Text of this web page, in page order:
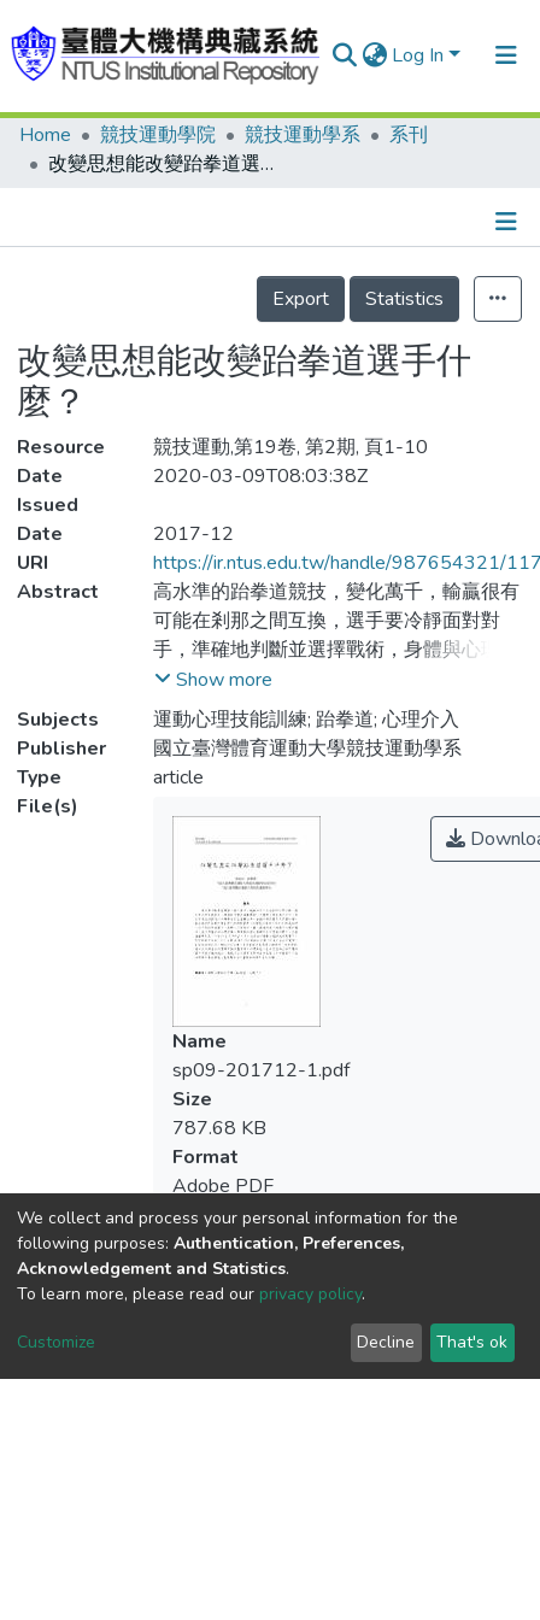
Log In
Communities & Collections
Statistics
Home 競技運動學院 競技運動學系
系刊
改變思想能改變跆拳道選手什麼？
Details
Export
Statistics
改變思想能改變跆拳道選手什
麼？
Resource
競技運動,第19卷, 第2期, 頁1-10
Date
Issued
2020-03-09T08:03:38Z
Date
2017-12
URI
https://ir.ntus.edu.tw/handle/987654321/
Abstract
高水準的跆拳道競技，變化萬千，輸贏很有
可能在剎那之間互換，選手要冷靜面對對
手，準確地判斷並選擇戰術，身體與心理需
密切合作，因為每個念頭都足以改變戰局甚
至逆轉結果。無論我們習慣或不習慣改變，
當思想的內容對比賽有著不利的影響時，改
變是必須的。本文目的:是協助一位大專跆拳
解選手心理問題後，進行因應式的心理訓
練，期待協助選手發揮平日所累積的實力，
並創造巔峰表現。方法:以習作的方式，由一
位合格的運動心理師從旁督導下，每周與選
手見面一次，為期3 個月的心理技能訓練，
內容包含自我覺察、負面思想停止法、理性
果發現:選手自我陳述自我覺察可協助釐清個
人心理狀態；負面思想停止法可幫助選手去
除消極的想法；理性行為治療帶來新的正面
思想；自我對談可以在短時間內掌控情緒；
意象幫助在比賽戰術的運用更加流暢。
Show more
Subjects
運動心理技能訓練; 跆拳道; 心理介入
Publisher
國立臺灣體育運動大學競技運動學系
Type
article
File(s)
Name
sp09-201712-1.pdf
Size
787.68 KB
Format
Adobe PDF
Checksum
We collect and process your personal information for the
following purposes: Authentication, Preferences,
Acknowledgement and Statistics.
To learn more, please read our privacy policy.
Customize Decline That's ok